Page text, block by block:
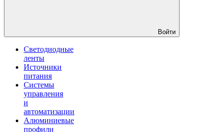
Войти
Светодиодные
ленты
Источники
питания
Системы
управления
и
автоматизации
Алюминиевые
профили